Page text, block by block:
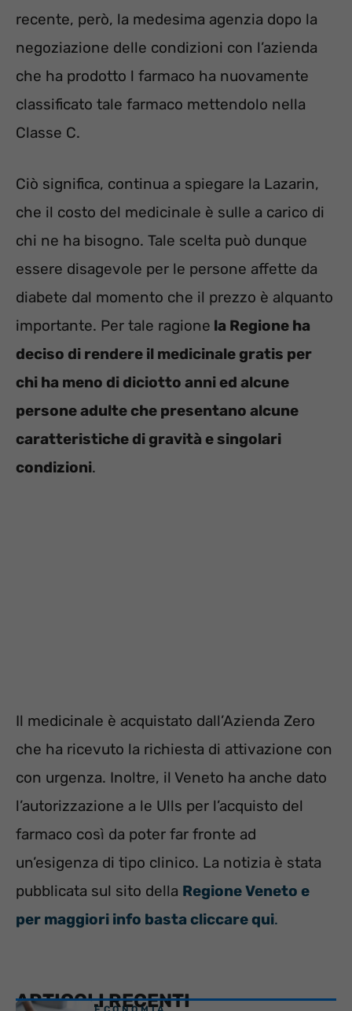
recente, però, la medesima agenzia dopo la
negoziazione delle condizioni con l’azienda
che ha prodotto l farmaco ha nuovamente
classificato tale farmaco mettendolo nella
Classe C.
Ciò significa, continua a spiegare la Lazarin,
che il costo del medicinale è sulle a carico di
chi ne ha bisogno. Tale scelta può dunque
essere disagevole per le persone affette da
diabete dal momento che il prezzo è alquanto
importante. Per tale ragione la Regione ha
deciso di rendere il medicinale gratis per
chi ha meno di diciotto anni ed alcune
persone adulte che presentano alcune
caratteristiche di gravità e singolari
condizioni.
Il medicinale è acquistato dall’Azienda Zero
che ha ricevuto la richiesta di attivazione con
con urgenza. Inoltre, il Veneto ha anche dato
l’autorizzazione a le Ulls per l’acquisto del
farmaco così da poter far fronte ad
un’esigenza di tipo clinico. La notizia è stata
pubblicata sul sito della Regione Veneto e
per maggiori info basta cliccare qui.
ARTICOLI RECENTI